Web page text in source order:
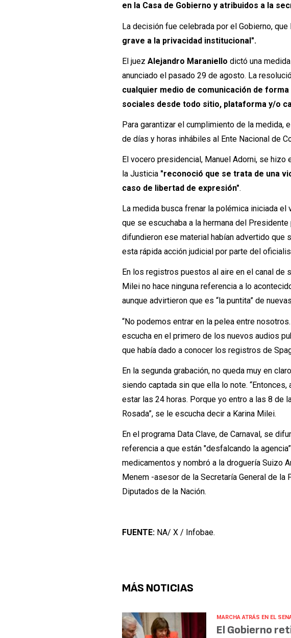
en la Casa de Gobierno y atribuidos a la
La decisión fue celebrada por el Gobierno,
grave a la privacidad institucional".
El juezAlejandro Maraniello dictó una
anunciado el pasado 29 de agosto. La
cualquier medio de comunicación de
sociales desde todo sitio, plataforma y/o
Para garantizar el cumplimiento de la
de días y horas inhábiles al Ente Nacional de
El vocero presidencial, Manuel Adorni, se
la Justicia "reconoció que se trata de una
caso de libertad de expresión".
La medida busca frenar la polémica iniciada
que se escuchaba a la hermana del
difundieron ese material habían advertido que
esta rápida acción judicial por parte del
En los registros puestos al aire en el canal de
Milei no hace ninguna referencia a lo
aunque advirtieron que es “la puntita” de
“No podemos entrar en la pelea entre
escucha en el primero de los nuevos audios
que había dado a conocer los registros de
En la segunda grabación, no queda muy en
siendo captada sin que ella lo note.
estar las 24 horas. Porque yo entro a las 8 de
Rosada”, se le escucha decir a Karina Milei.
En el programa Data Clave, de Carnaval, se
referencia a que están "desfalcando la
medicamentos y nombró a la droguería Suizo
Menem -asesor de la Secretaría General de la
Diputados de la Nación.
FUENTE: NA/ X / Infobae.
MÁS NOTICIAS
MARCHA ATRÁS EN EL
El Gobierno